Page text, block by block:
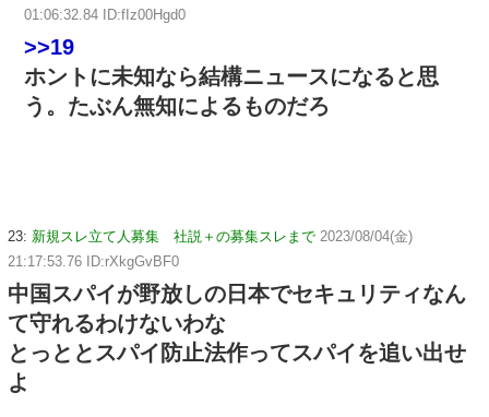
01:06:32.84 ID:fIz00Hgd0
>>19
ホントに未知なら結構ニュースになると思
う。たぶん無知によるものだろ
23: 新規スレ立て人募集 社説＋の募集スレまで 2023/08/04(金)
21:17:53.76 ID:rXkgGvBF0
中国スパイが野放しの日本でセキュリティなん
て守れるわけないわな
とっととスパイ防止法作ってスパイを追い出せ
よ